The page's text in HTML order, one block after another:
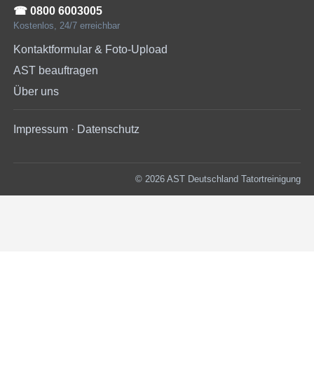
☎︎ 0800 6003005
Kostenlos, 24/7 erreichbar
Kontaktformular & Foto-Upload
AST beauftragen
Über uns
Impressum · Datenschutz
© 2026 AST Deutschland Tatortreinigung